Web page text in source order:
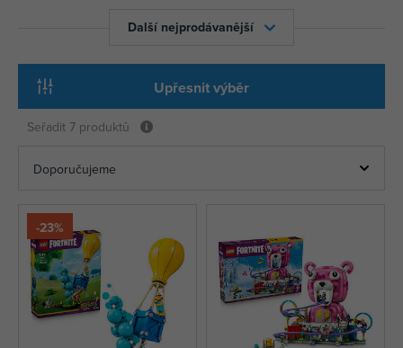
Další nejprodávanější
Upřesnit výběr
Seřadit 7 produktů
-23%